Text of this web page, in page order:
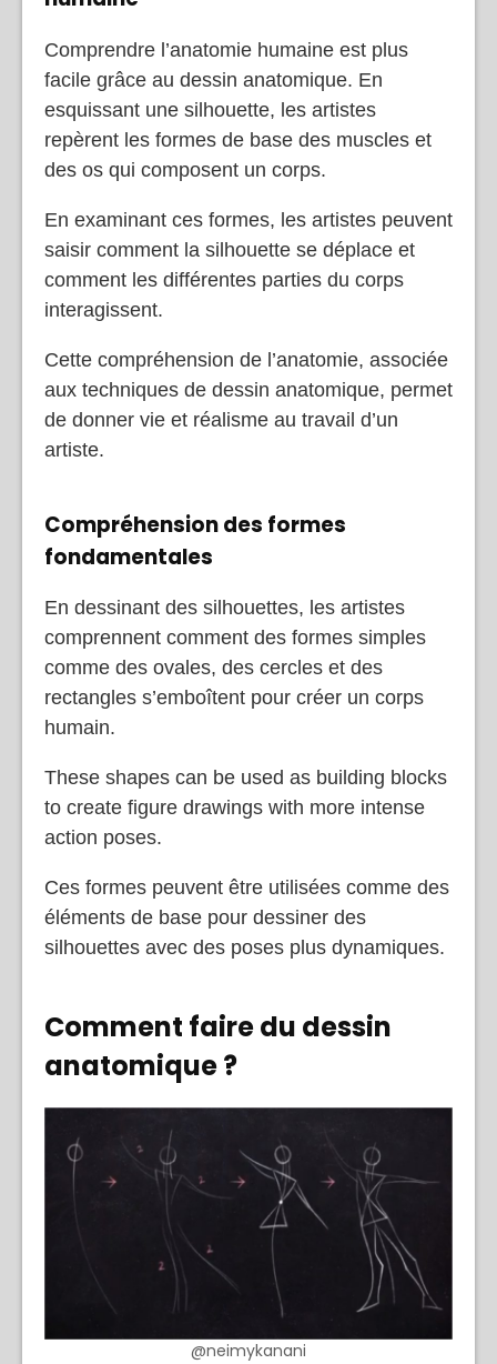
Comprendre l’anatomie humaine est plus
facile grâce au dessin anatomique. En
esquissant une silhouette, les artistes
repèrent les formes de base des muscles et
des os qui composent un corps.
En examinant ces formes, les artistes peuvent
saisir comment la silhouette se déplace et
comment les différentes parties du corps
interagissent.
Cette compréhension de l’anatomie, associée
aux techniques de dessin anatomique, permet
de donner vie et réalisme au travail d’un
artiste.
Compréhension des formes
fondamentales
En dessinant des silhouettes, les artistes
comprennent comment des formes simples
comme des ovales, des cercles et des
rectangles s’emboîtent pour créer un corps
humain.
These shapes can be used as building blocks
to create figure drawings with more intense
action poses.
Ces formes peuvent être utilisées comme des
éléments de base pour dessiner des
silhouettes avec des poses plus dynamiques.
Comment faire du dessin
anatomique?
@neimykanani